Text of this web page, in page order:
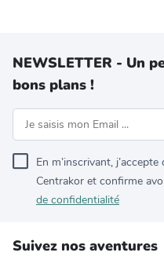
NEWSLETTER - Un
bons plans !
En m’inscrivant,
Centrakor et confirme
de confidentialité
Suivez nos aventures